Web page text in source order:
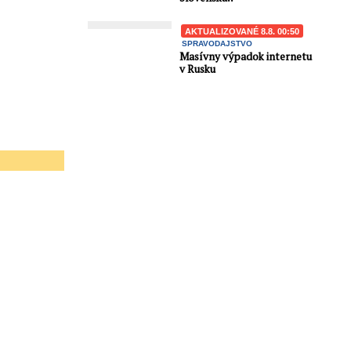
AKTUALIZOVANÉ 8.8. 00:50
SPRAVODAJSTVO
Masívny výpadok internetu
v Rusku